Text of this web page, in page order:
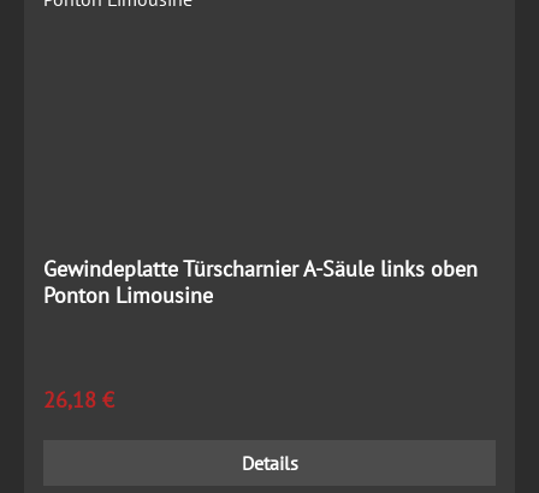
Gewindeplatte Türscharnier A-Säule links oben
Ponton Limousine
Regulärer Preis:
26,18 €
Details